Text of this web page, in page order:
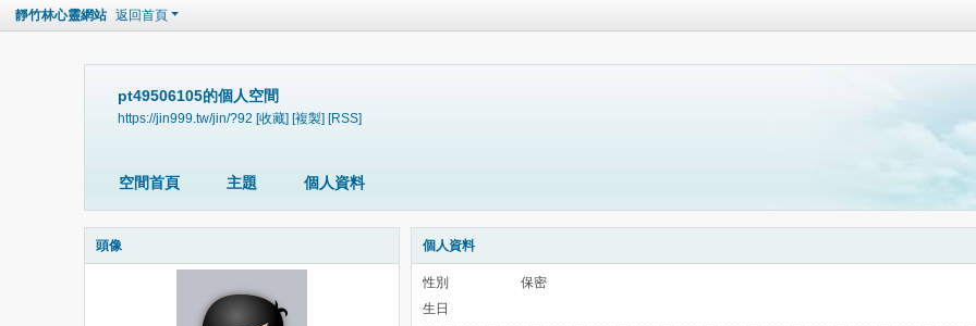
靜竹林心靈網站 返回首頁
pt49506105的個人空間
https://jin999.tw/jin/?92 [收藏] [複製] [RSS]
空間首頁 主題 個人資料
頭像 個人資料
性別
保密
生日